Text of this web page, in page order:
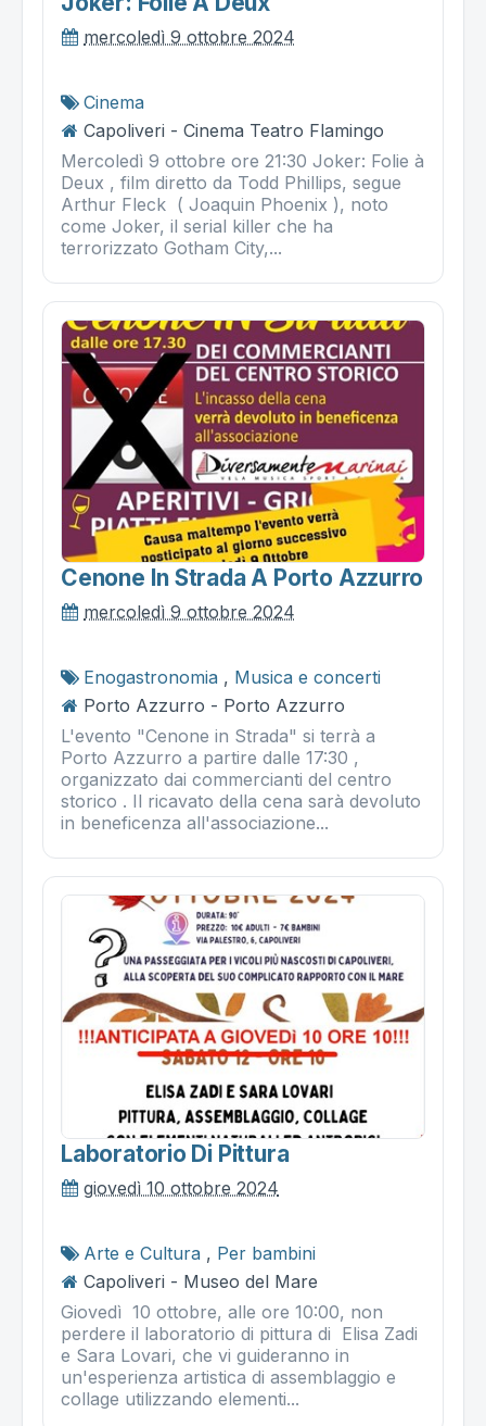
mercoledì 9 ottobre 2024
Cinema
Capoliveri - Cinema Teatro Flamingo
Mercoledì 9 ottobre ore 21:30 Joker: Folie à
Deux , film diretto da Todd Phillips, segue
Arthur Fleck ( Joaquin Phoenix ), noto
come Joker, il serial killer che ha
terrorizzato Gotham City,...
Cenone In Strada A Porto Azzurro
mercoledì 9 ottobre 2024
Enogastronomia , Musica e concerti
Porto Azzurro - Porto Azzurro
L'evento "Cenone in Strada" si terrà a
Porto Azzurro a partire dalle 17:30 ,
organizzato dai commercianti del centro
storico . Il ricavato della cena sarà devoluto
in beneficenza all'associazione...
Laboratorio Di Pittura
giovedì 10 ottobre 2024
Arte e Cultura , Per bambini
Capoliveri - Museo del Mare
Giovedì 10 ottobre, alle ore 10:00, non
perdere il laboratorio di pittura di Elisa Zadi
e Sara Lovari, che vi guideranno in
un'esperienza artistica di assemblaggio e
collage utilizzando elementi...